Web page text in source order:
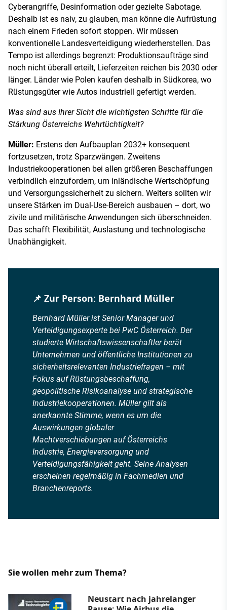
Cyberangriffe, Desinformation oder gezielte Sabotage.
Deshalb ist es naiv, zu glauben, man könne die Aufrüstung
nach einem Frieden sofort stoppen. Wir müssen
konventionelle Landesverteidigung wiederherstellen. Das
Tempo ist allerdings begrenzt: Produktionsaufträge sind
noch nicht überall erteilt, Lieferzeiten reichen bis 2030 oder
länger. Länder wie Polen kaufen deshalb in Südkorea, wo
Rüstungsgüter wie Autos industriell gefertigt werden.
Was sind aus Ihrer Sicht die wichtigsten Schritte für die
Stärkung Österreichs Wehrtüchtigkeit?
Müller: Erstens den Aufbauplan 2032+ konsequent
fortzusetzen, trotz Sparzwängen. Zweitens
Industriekooperationen bei allen größeren Beschaffungen
verbindlich einzufordern, um inländische Wertschöpfung
und Versorgungssicherheit zu sichern. Weiters sollten wir
unsere Stärken im Dual-Use-Bereich ausbauen – dort, wo
zivile und militärische Anwendungen sich überschneiden.
Das schafft Flexibilität, Auslastung und technologische
Unabhängigkeit.
📌 Zur Person: Bernhard Müller
Bernhard Müller ist Senior Manager und
Verteidigungsexperte bei PwC Österreich. Der
studierte Wirtschaftswissenschaftler berät
Unternehmen und öffentliche Institutionen zu
sicherheitsrelevanten Industriefragen – mit
Fokus auf Rüstungsbeschaffung,
geopolitische Risikoanalyse und strategische
Industriekooperationen. Müller gilt als
anerkannte Stimme, wenn es um die
Auswirkungen globaler
Machtverschiebungen auf Österreichs
Industrie, Energieversorgung und
Verteidigungsfähigkeit geht. Seine Analysen
erscheinen regelmäßig in Fachmedien und
Branchenreports.
Sie wollen mehr zum Thema?
Neustart nach jahrelanger